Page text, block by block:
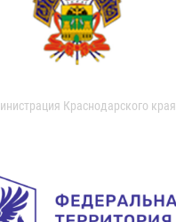
Краснодарского края